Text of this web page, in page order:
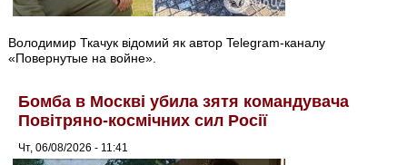
Володимир Ткачук відомий як автор Telegram-каналу
«Повернутые на войне».
Бомба в Москві убила зятя командувача
Повітряно-космічних сил Росії
Чт, 06/08/2026 - 11:41